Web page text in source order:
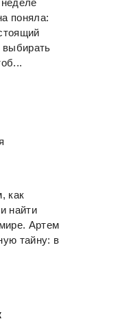
поняла:
как
найти
Артем
тайну: в